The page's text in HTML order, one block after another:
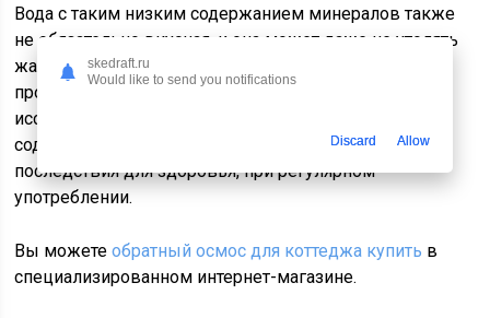
Вода с таким низким содержанием минералов также
не обязательно вкусная, и она может даже не утолять
жажду. Вы теряете необходимые минералы в
процессе обратного осмоса, и некоторые
исследования показали, что вода со сверхнизким
содержанием ионов может иметь негативные
последствия для здоровья, при регулярном
употреблении.
Вы можетеобратный осмос для коттеджа купить в
специализированном интернет-магазине.
skedraft.ru
Would like to send you notifications
Discard Allow